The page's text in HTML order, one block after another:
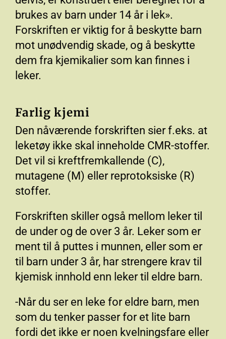
brukes av barn under 14 år i lek».
Forskriften er viktig for å beskytte barn
mot unødvendig skade, og å beskytte
dem fra kjemikalier som kan finnes i
leker.
Farlig kjemi
Den nåværende forskriften sier f.eks. at
leketøy ikke skal inneholde CMR-stoffer.
Det vil si kreftfremkallende (C),
mutagene (M) eller reprotoksiske (R)
stoffer.
Forskriften skiller også mellom leker til
de under og de over 3 år. Leker som er
ment til å puttes i munnen, eller som er
til barn under 3 år, har strengere krav til
kjemisk innhold enn leker til eldre barn.
-Når du ser en leke for eldre barn, men
som du tenker passer for et lite barn
fordi det ikke er noen kvelningsfare eller